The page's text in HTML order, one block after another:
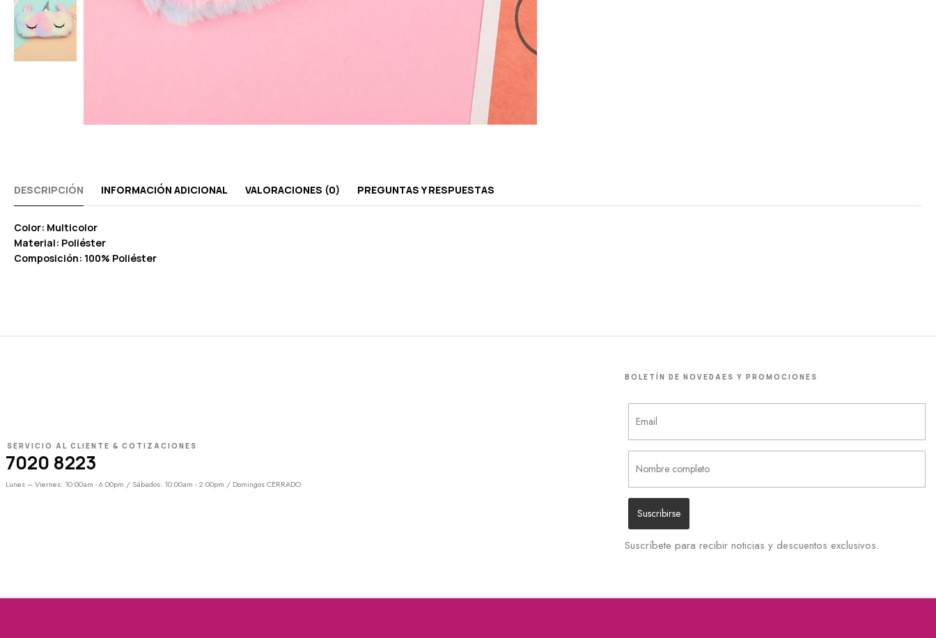
DESCRIPCIÓN INFORMACIÓN ADICIONAL VALORACIONES (0) PREGUNTAS Y RESPUESTAS
Color: Multicolor
Material: Poliéster
Composición: 100% Poliéster
SERVICIO AL CLIENTE & COTIZACIONES
7020 8223
Lunes – Viernes: 10:00am - 6:00pm / Sábados: 10:00am - 2:00pm / Domingos CERRADO
BOLETÍN DE NOVEDAES Y PROMOCIONES
Suscríbete para recibir noticias y descuentos exclusivos.